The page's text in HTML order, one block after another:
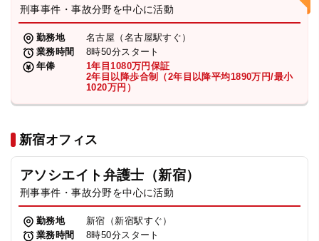
刑事事件・事故分野を中心に活動
勤務地
名古屋（名古屋駅すぐ）
業務時間
8時50分スタート
年俸
1年目1080万円保証
2年目以降歩合制（2年目以降平均1890万円/最小
1020万円）
新宿オフィス
アソシエイト弁護士（新宿）
刑事事件・事故分野を中心に活動
勤務地
新宿（新宿駅すぐ）
業務時間
8時50分スタート
弁護士・税理士
費用
求人採用
お知らせ
特設サイト